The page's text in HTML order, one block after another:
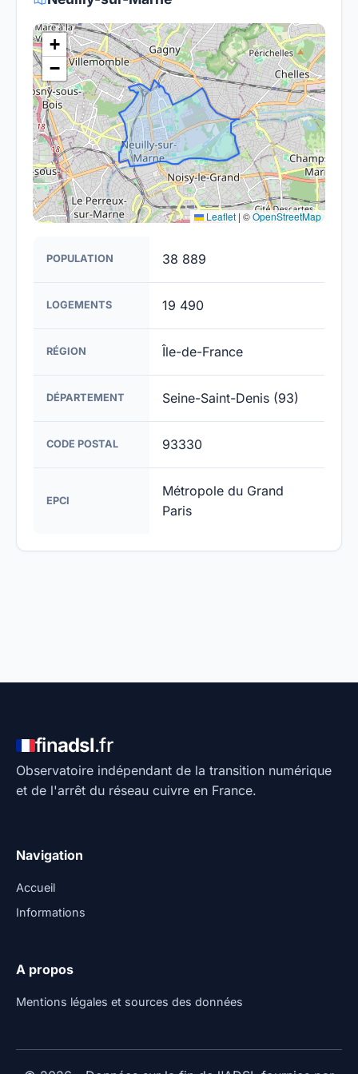
être plus difficiles à couvrir, l'objectif est de
fournir un accès à la fibre à la majorité des foyers
français d'ici 2030.
+
−
Leaflet | ©OpenStreetMap
POPULATION 38 889
LOGEMENTS 19 490
RÉGION Île-de-France
DÉPARTEMENT Seine-Saint-Denis (93)
CODE POSTAL 93330
EPCI
Métropole du Grand
Paris
finadsl.fr
Observatoire indépendant de la transition numérique
et de l'arrêt du réseau cuivre en France.
Navigation
Accueil
Informations
A propos
Mentions légales et sources des données